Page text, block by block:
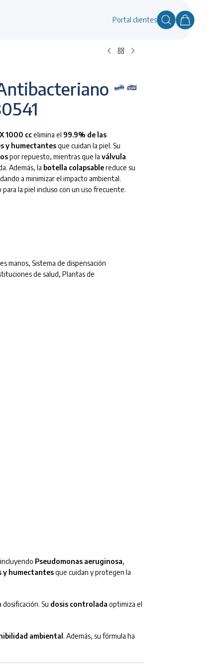
Portal clientes
1000 ccelimina el 99.9% de las
y humectantesque cuidan la piel. Su
por repuesto, mientras que la válvula
Además, la botella colapsablereduce su
a minimizar el impacto ambiental.
la piel incluso con un uso frecuente.
manos, Sistema de dispensación
de salud, Plantas de
Pseudomonas aeruginosa,
y humectantesque cuidan y protegen la
dosificación. Su dosis controlada optimiza el
ambiental . Además, su fórmula ha